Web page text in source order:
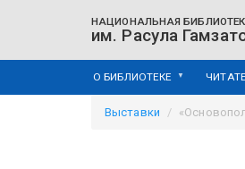
НАЦИОНАЛЬНАЯ
им. Расула
О БИБЛИОТЕКЕ
Выставки